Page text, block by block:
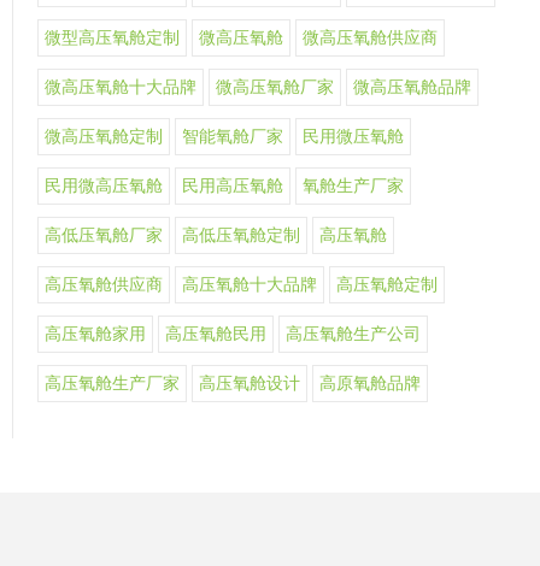
微型高压氧舱定制 微高压氧舱 微高压氧舱供应商
微高压氧舱十大品牌 微高压氧舱厂家 微高压氧舱品牌
微高压氧舱定制 智能氧舱厂家 民用微压氧舱
民用微高压氧舱 民用高压氧舱 氧舱生产厂家
高低压氧舱厂家 高低压氧舱定制 高压氧舱
高压氧舱供应商 高压氧舱十大品牌 高压氧舱定制
高压氧舱家用 高压氧舱民用 高压氧舱生产公司
高压氧舱生产厂家 高压氧舱设计 高原氧舱品牌